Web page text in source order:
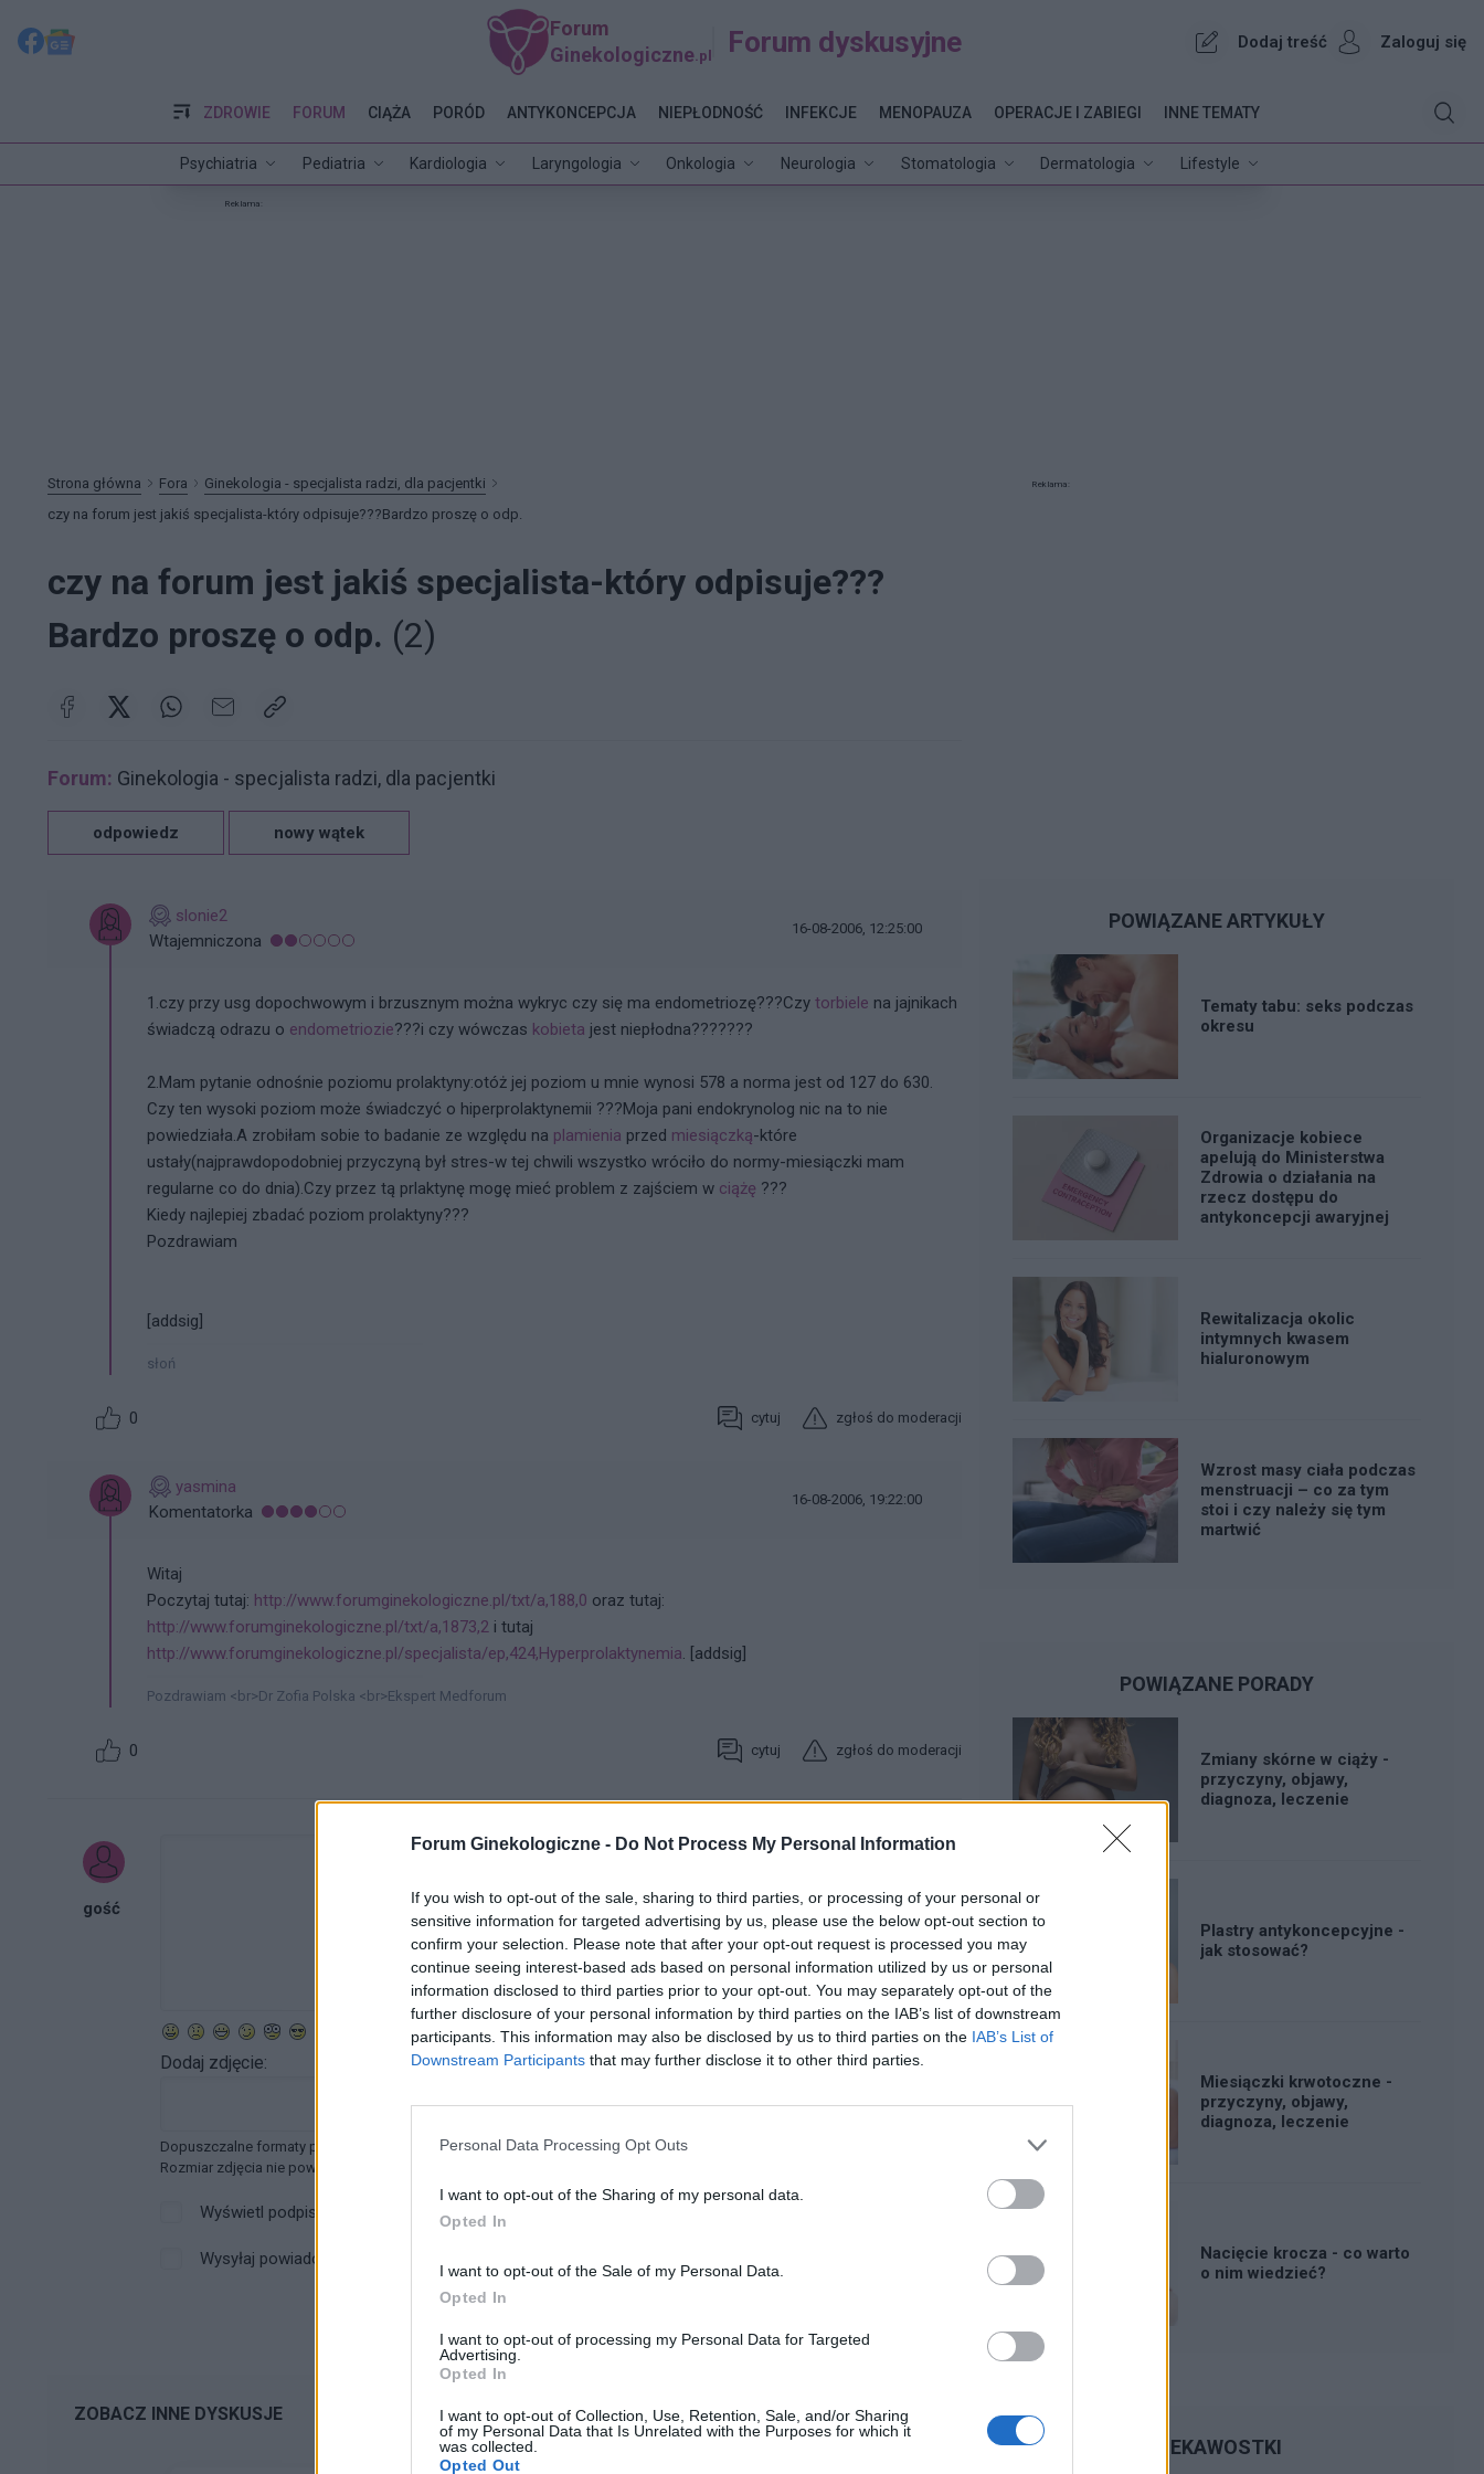
Forum Ginekologiczne - Do Not Process My Personal Information
If you wish to opt-out of the sale, sharing to third parties, or processing of your personal or
sensitive information for targeted advertising by us, please use the below opt-out section to
confirm your selection. Please note that after your opt-out request is processed you may
continue seeing interest-based ads based on personal information utilized by us or personal
information disclosed to third parties prior to your opt-out. You may separately opt-out of the
further disclosure of your personal information by third parties on the IAB’s list of downstream
participants. This information may also be disclosed by us to third parties on the IAB’s List of
Downstream Participants that may further disclose it to other third parties.
Personal Data Processing Opt Outs
I want to opt-out of the Sharing of my personal data.
Opted In
I want to opt-out of the Sale of my Personal Data.
Opted In
I want to opt-out of processing my Personal Data for Targeted
Advertising.
Opted In
I want to opt-out of Collection, Use, Retention, Sale, and/or Sharing
of my Personal Data that Is Unrelated with the Purposes for which it
was collected.
Opted Out
Forum
Ginekologiczne .pl Forum dyskusyjne Dodaj treść Zaloguj się
ZDROWIE
Psychiatria Pediatria Kardiologia Laryngologia Onkologia Neurologia Stomatologia Dermatologia Lifestyle
FORUM CIĄŻA PORÓD ANTYKONCEPCJA NIEPŁODNOŚĆ INFEKCJE MENOPAUZA OPERACJE I ZABIEGI INNE TEMATY
Reklama:
Strona główna Fora
Ginekologia - specjalista radzi, dla pacjentki
czy na forum jest jakiś specjalista-który odpisuje???Bardzo proszę o odp.
czy na forum jest jakiś specjalista-który odpisuje???
Bardzo proszę o odp. (2)
Forum: Ginekologia - specjalista radzi, dla pacjentki
odpowiedz nowy wątek
slonie2
Wtajemniczona
16-08-2006, 12:25:00
1.czy przy usg dopochwowym i brzusznym można wykryc czy się ma endometriozę???Czy torbiele na jajnikach
świadczą odrazu o endometriozie???i czy wówczas kobieta jest niepłodna???????
2.Mam pytanie odnośnie poziomu prolaktyny:otóż jej poziom u mnie wynosi 578 a norma jest od 127 do 630.
Czy ten wysoki poziom może świadczyć o hiperprolaktynemii ???Moja pani endokrynolog nic na to nie
powiedziała.A zrobiłam sobie to badanie ze względu na plamienia przed miesiączką-które
ustały(najprawdopodobniej przyczyną był stres-w tej chwili wszystko wróciło do normy-miesiączki mam
regularne co do dnia).Czy przez tą prlaktynę mogę mieć problem z zajściem w ciążę ???
Kiedy najlepiej zbadać poziom prolaktyny???
Pozdrawiam
[addsig]
słoń
0 cytuj zgłoś do moderacji
yasmina
Komentatorka
16-08-2006, 19:22:00
Witaj
Poczytaj tutaj: http://www.forumginekologiczne.pl/txt/a,188,0 oraz tutaj:
http://www.forumginekologiczne.pl/txt/a,1873,2 i tutaj
http://www.forumginekologiczne.pl/specjalista/ep,424,Hyperprolaktynemia. [addsig]
Pozdrawiam <br>Dr Zofia Polska <br>Ekspert Medforum
0 cytuj zgłoś do moderacji
gość
Dodaj zdjęcie:
WYBIERZ PLIK
Dopuszczalne formaty pliku graficznego: jpg, jpeg , png.
Rozmiar zdjęcia nie powinien przekraczać 0.6MB.
Wyświetl podpis
Wysyłaj powiadomienia o odpowiedzi
ZOBACZ INNE DYSKUSJE
Reklama:
POWIĄZANE ARTYKUŁY
Tematy tabu: seks podczas
okresu
Organizacje kobiece
apelują do Ministerstwa
Zdrowia o działania na
rzecz dostępu do
antykoncepcji awaryjnej
Rewitalizacja okolic
intymnych kwasem
hialuronowym
Wzrost masy ciała podczas
menstruacji – co za tym
stoi i czy należy się tym
martwić
POWIĄZANE PORADY
Zmiany skórne w ciąży -
przyczyny, objawy,
diagnoza, leczenie
Plastry antykoncepcyjne -
jak stosować?
Miesiączki krwotoczne -
przyczyny, objawy,
diagnoza, leczenie
Nacięcie krocza - co warto
o nim wiedzieć?
CIEKAWOSTKI